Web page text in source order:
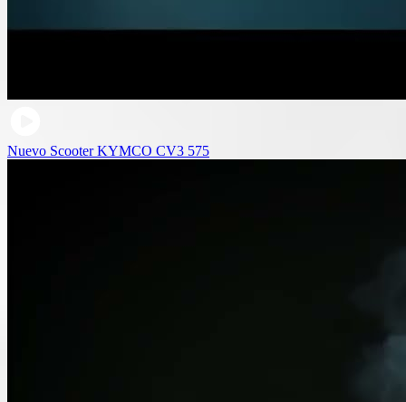
Nuevo Scooter KYMCO CV3 575